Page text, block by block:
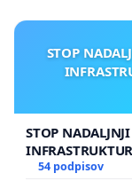
STOP
STOP
GRADIŠČAKU
54 podpisov